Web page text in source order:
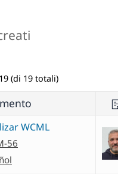
(di 19 totali)
WCML
56